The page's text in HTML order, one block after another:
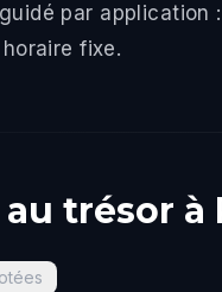
par
fixe.
trésor à